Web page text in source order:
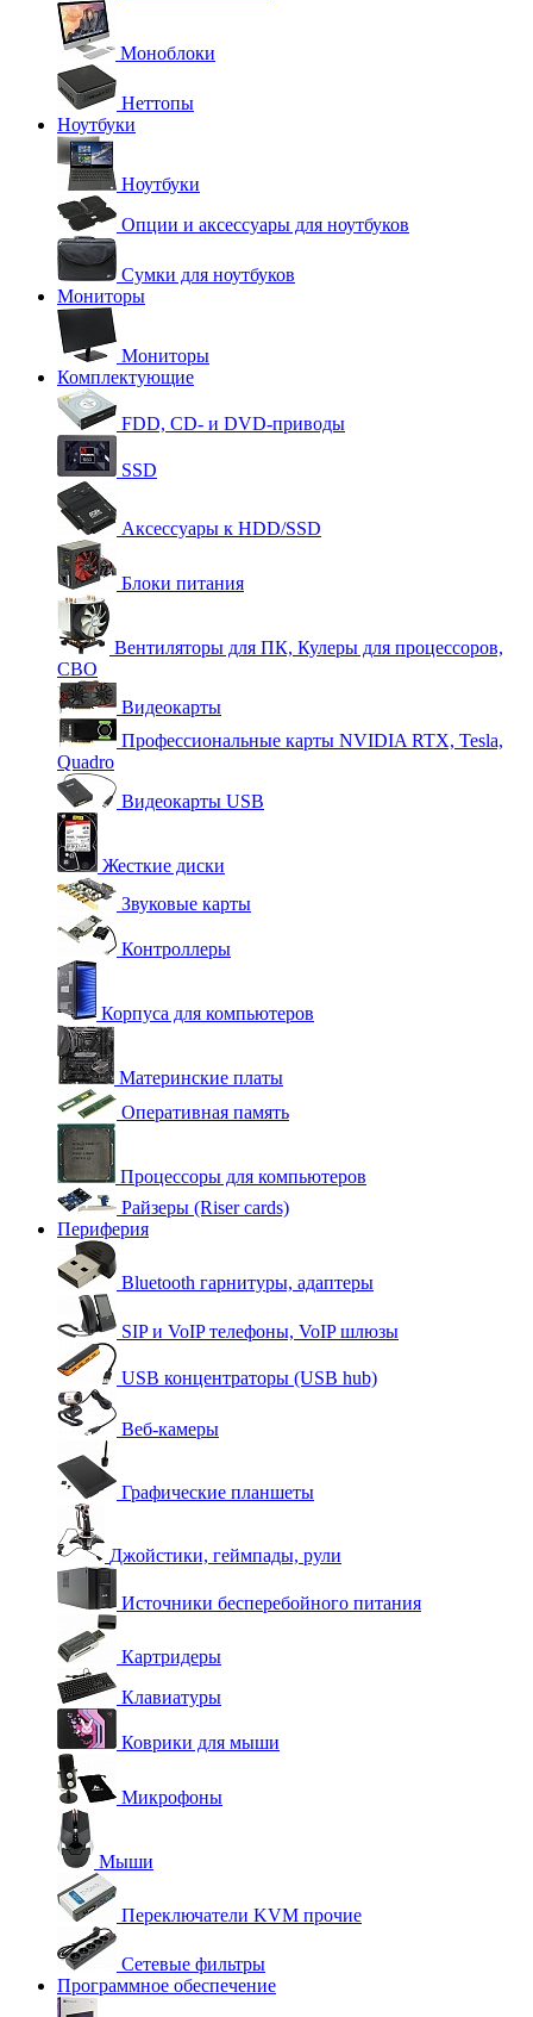
Моноблоки
Неттопы
Ноутбуки
Ноутбуки
Опции и аксессуары для ноутбуков
Сумки для ноутбуков
Мониторы
Мониторы
Комплектующие
FDD, CD- и DVD-приводы
SSD
Аксессуары к HDD/SSD
Блоки питания
Вентиляторы для ПК, Кулеры для процессоров,
СВО
Видеокарты
Профессиональные карты NVIDIA RTX, Tesla,
Quadro
Видеокарты USB
Жесткие диски
Звуковые карты
Контроллеры
Корпуса для компьютеров
Материнские платы
Оперативная память
Процессоры для компьютеров
Райзеры (Riser cards)
Периферия
Bluetooth гарнитуры, адаптеры
SIP и VoIP телефоны, VoIP шлюзы
USB концентраторы (USB hub)
Веб-камеры
Графические планшеты
Джойстики, геймпады, рули
Источники бесперебойного питания
Картридеры
Клавиатуры
Коврики для мыши
Микрофоны
Мыши
Переключатели KVM прочие
Сетевые фильтры
Программное обеспечение